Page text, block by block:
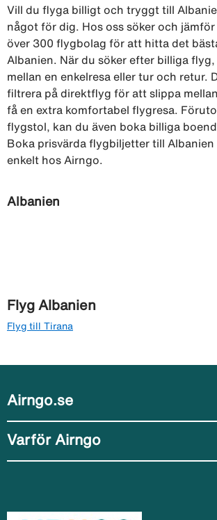
Vill du flyga billigt och tryggt till
något för dig. Hos oss söker och
över 300 flygbolag för att hitta det
Albanien. När du söker efter billiga flyg,
mellan en enkelresa eller tur och retur.
filtrera på direktflyg för att slippa
få en extra komfortabel flygresa.
flygstol, kan du även boka billiga
Boka prisvärda flygbiljetter till
enkelt hos Airngo.
Albanien
Flyg Albanien
Flyg till Tirana
Airngo.se
Varför Airngo